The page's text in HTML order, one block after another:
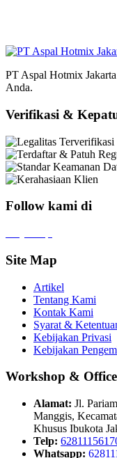
PT Aspal Hotmix
Anda.
Verifikasi &
Follow kami di
Site Map
Artikel
Tentang Kami
Kontak Kami
Syarat &
Kebijakan Privasi
Kebijakan
Workshop & Office
Alamat: Jl.
Manggis,
Khusus Ibukota
Telp:
Whatsapp: